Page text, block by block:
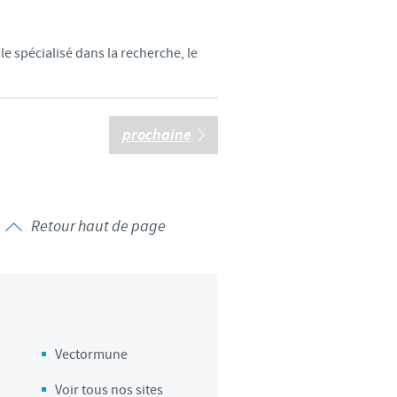
pourraient ne pas être
spécialisé dans la recherche, le
prochaine
Retour haut de page
Vectormune
Voir tous nos sites